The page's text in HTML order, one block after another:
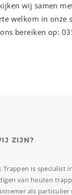
wij samen
welkom in onze
bereiken op:
ZIJN?
Trappen is specialist
van houten
als particulier